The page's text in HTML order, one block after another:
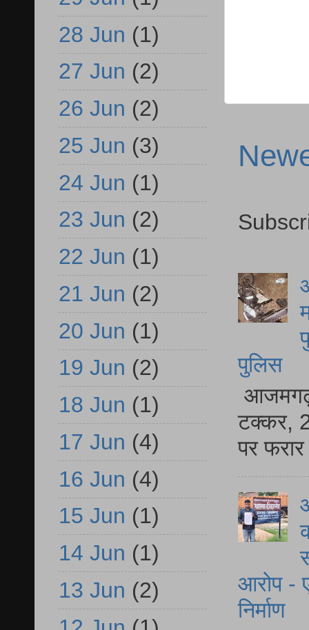
पुलिस
आजमगढ़
टक्कर,
पर
आरोप -
निर्माण
28 Jun (1)
27 Jun (2)
26 Jun (2)
25 Jun (3)
24 Jun (1)
23 Jun (2)
22 Jun (1)
21 Jun (2)
20 Jun (1)
19 Jun (2)
18 Jun (1)
17 Jun (4)
16 Jun (4)
15 Jun (1)
14 Jun (1)
13 Jun (2)